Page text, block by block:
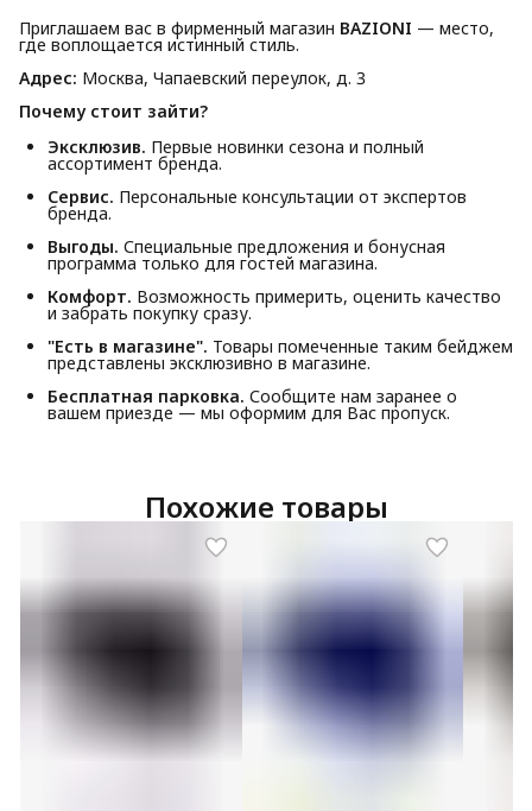
Приглашаем вас в фирменный магазин BAZIONI — место,
где воплощается истинный стиль.
Адрес: Москва, Чапаевский переулок, д. 3
Почему стоит зайти?
Эксклюзив. Первые новинки сезона и полный
ассортимент бренда.
Сервис. Персональные консультации от экспертов
бренда.
Выгоды. Специальные предложения и бонусная
программа только для гостей магазина.
Комфорт. Возможность примерить, оценить качество
и забрать покупку сразу.
"Есть в магазине". Товары помеченные таким бейджем
представлены эксклюзивно в магазине.
Бесплатная парковка. Сообщите нам заранее о
вашем приезде — мы оформим для Вас пропуск.
Похожие товары